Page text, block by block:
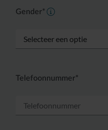
Gender*
Telefoonnummer*